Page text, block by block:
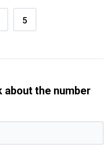
5
about the number